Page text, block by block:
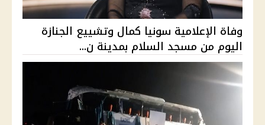
وفاة الإعلامية سونيا كمال وتشييع الجنازة
اليوم من مسجد السلام بمدينة ن...